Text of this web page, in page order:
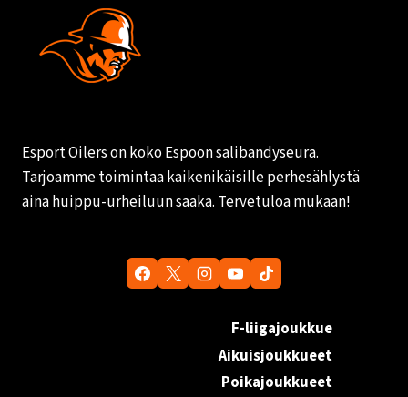
Esport Oilers on koko Espoon salibandyseura.
Tarjoamme toimintaa kaikenikäisille perhesählystä
aina huippu-urheiluun saaka. Tervetuloa mukaan!
F-liigajoukkue
Aikuisjoukkueet
Poikajoukkueet